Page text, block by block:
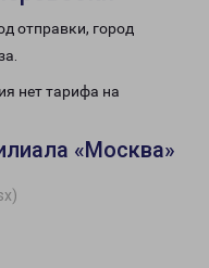
отправки, город
нет тарифа на
«Москва»